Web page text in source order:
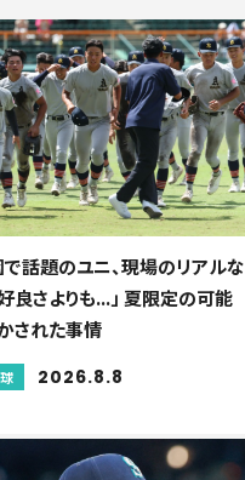
話題のユニ、現場のリアルな
良さよりも...」 夏限定の可能
された事情
2026.8.8